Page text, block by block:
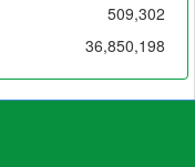
509,302
36,850,198